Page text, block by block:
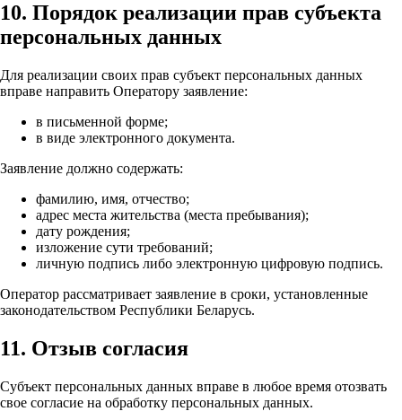
10. Порядок реализации прав субъекта
персональных данных
Для реализации своих прав субъект персональных данных
вправе направить Оператору заявление:
в письменной форме;
в виде электронного документа.
Заявление должно содержать:
фамилию, имя, отчество;
адрес места жительства (места пребывания);
дату рождения;
изложение сути требований;
личную подпись либо электронную цифровую подпись.
Оператор рассматривает заявление в сроки, установленные
законодательством Республики Беларусь.
11. Отзыв согласия
Субъект персональных данных вправе в любое время отозвать
свое согласие на обработку персональных данных.